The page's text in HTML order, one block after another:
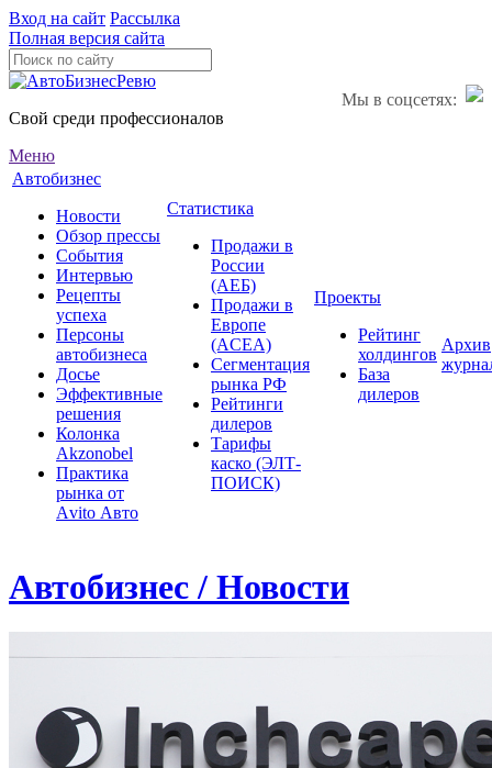
Вход на сайт Рассылка
Полная версия сайта
Мы в соцсетях:
Свой среди профессионалов
Меню
Автобизнес
Новости
Обзор прессы
События
Интервью
Рецепты
успеха
Персоны
автобизнеса
Досье
Эффективные
решения
Колонка
Akzonobel
Практика
рынка от
Аvito Авто
Статистика
Продажи в
России
(АЕБ)
Продажи в
Европе
(ACEA)
Сегментация
рынка РФ
Рейтинги
дилеров
Тарифы
каско (ЭЛТ-
ПОИСК)
Проекты
Рейтинг
холдингов
База
дилеров
Архив
Автобизнес / Новости